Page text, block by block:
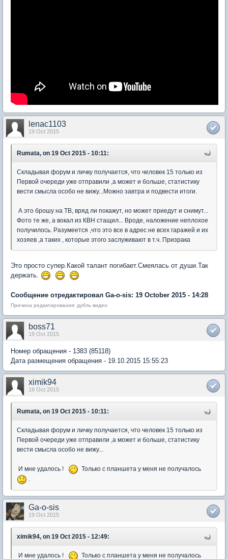
lenac1103
19 Oct 2015
Rumata, on 19 Oct 2015 - 10:11:
Складывая форум и личку получается, что человек 15 только из
Первой очереди уже отправили ,а может и больше, статистику
вести смысла особо не вижу...Можно завтра и подвести итоги.
А это брошу на ТВ, вряд ли покажут, но может приедут и снимут...
Фото те же, а вокал из КВН стащил... Вроде, наложение неплохое
получилось. Разумеется ,что это все в адрес не всех гаражей и их
хозяев ,а таких , которые этого заслуживают в т.ч. Призрака
Это просто супер.Какой талант погибает.Смеялась от души.Так
держать.
Сообщение отредактировал Ga-o-sis: 19 October 2015 - 14:28
Причина редактирования: дубль видео
boss71
19 Oct 2015
Номер обращения - 1383 (85118)
Дата размещения обращения - 19.10.2015 15:55:23
ximik94
19 Oct 2015
Rumata, on 19 Oct 2015 - 10:11:
Складывая форум и личку получается, что человек 15 только из
Первой очереди уже отправили ,а может и больше, статистику
вести смысла особо не вижу...
И мне удалось !
Только с планшета у меня не получалось
.
Ga-o-sis
19 Oct 2015
ximik94, on 19 Oct 2015 - 12:49:
И мне удалось ! Только с планшета у меня не получалось